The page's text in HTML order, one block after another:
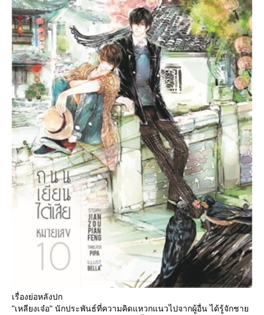
เรื่องย่อหลังปก
"เหลียงเจ๋อ" นักประพันธ์ที่ความคิดแหวกแนวไปจากผู้อื่น ได้รู้จักชา